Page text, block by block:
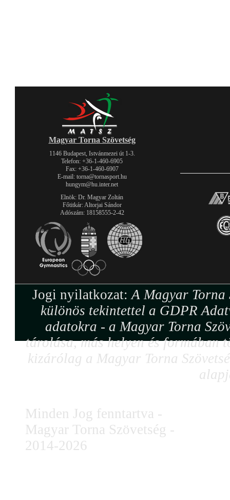
Magyar Torna Szövetség
1146 Budapest, Istvánmezei út 1-3.
Telefon: +36-1-460-6905
Fax: +36-1-460-6907
E-mail: torna@tornasport.hu
hungym@hu.inter.net
Elnök: Dr. Magyar Zoltán
Főtitkár: Altorjai Sándor
Adószám: 18158555-2-42
Jogi nyilatkozat:A Magyar Torna
különös tekintettel a GDPR
adatokra - a Magyar Torna
tárolása, más helyen és formában
kizárólag a Magyar Torna
Minden Jog fenntartva -
Magyar Torna Szövetség -
2014-2026